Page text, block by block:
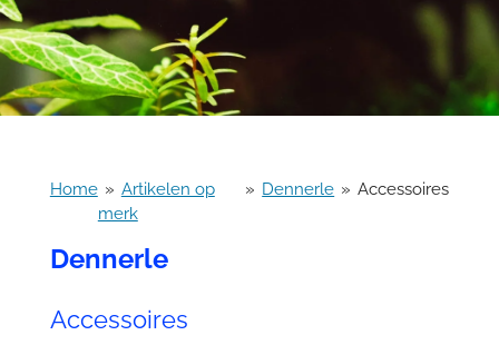
Home » Artikelen op
merk
» Dennerle » Accessoires
Dennerle
Accessoires